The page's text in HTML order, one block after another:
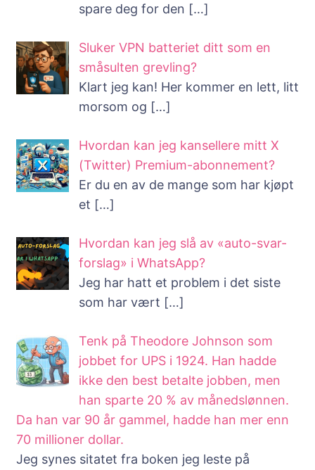
spare deg for den […]
Sluker VPN batteriet ditt som en
småsulten grevling?
Klart jeg kan! Her kommer en lett, litt
morsom og […]
Hvordan kan jeg kansellere mitt X
(Twitter) Premium-abonnement?
Er du en av de mange som har kjøpt
et […]
Hvordan kan jeg slå av «auto-svar-
forslag» i WhatsApp?
Jeg har hatt et problem i det siste
som har vært […]
Tenk på Theodore Johnson som
jobbet for UPS i 1924. Han hadde
ikke den best betalte jobben, men
han sparte 20 % av månedslønnen.
Da han var 90 år gammel, hadde han mer enn
70 millioner dollar.
Jeg synes sitatet fra boken jeg leste på